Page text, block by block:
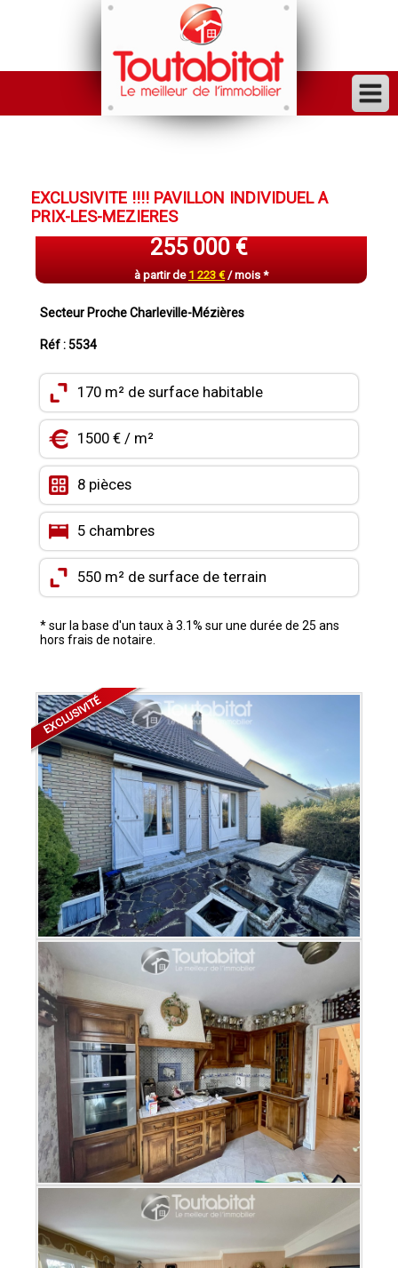
ACHETER
FINANCER
LOUER
GESTION
INVESTISSEUR
CONTACT
EXCLUSIVITE !!!! PAVILLON INDIVIDUEL A
PRIX-LES-MEZIERES
255 000 €
à partir de 1 223 €/ mois *
Secteur Proche Charleville-Mézières
Réf : 5534
170 m² de surface habitable
1500 € / m²
8 pièces
5 chambres
550 m² de surface de terrain
* sur la base d'un taux à 3.1% sur une durée de 25 ans
hors frais de notaire.
EXCLUSIVITÉ